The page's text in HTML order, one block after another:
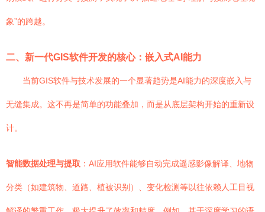
象”的跨越。
二、新一代GIS软件开发的核心：嵌入式AI能力
当前GIS软件与技术发展的一个显著趋势是AI能力的深度嵌入与
无缝集成。这不再是简单的功能叠加，而是从底层架构开始的重新设
计。
智能数据处理与提取 ：AI应用软件能够自动完成遥感影像解译、地物
分类（如建筑物、道路、植被识别）、变化检测等以往依赖人工目视